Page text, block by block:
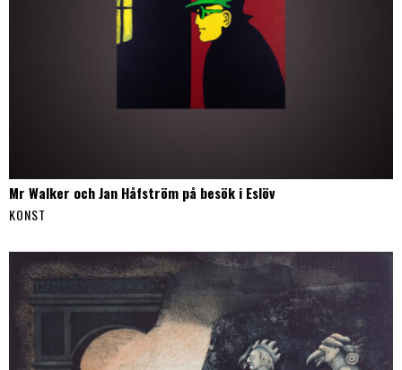
Mr Walker och Jan Håfström på besök i Eslöv
KONST